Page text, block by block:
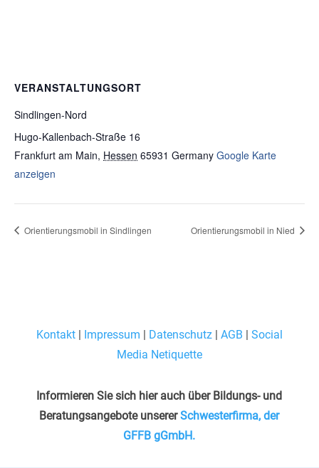
VERANSTALTUNGSORT
Sindlingen-Nord
Hugo-Kallenbach-Straße 16
Frankfurt am Main, Hessen 65931 Germany Google Karte
anzeigen
Orientierungsmobil in Sindlingen Orientierungsmobil in Nied
Kontakt| Impressum | Datenschutz| AGB | Social
Media Netiquette
Informieren Sie sich hier auch über Bildungs- und
Beratungsangebote unsererSchwesterfirma, der
GFFB gGmbH.